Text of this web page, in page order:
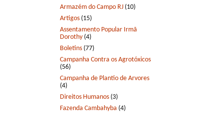
Armazém do Campo RJ (10)
Artigos (15)
Assentamento Popular Irmã
Dorothy (4)
Boletins (77)
Campanha Contra os Agrotóxicos
(56)
Campanha de Plantio de Arvores
(4)
Direitos Humanos (3)
Fazenda Cambahyba (4)